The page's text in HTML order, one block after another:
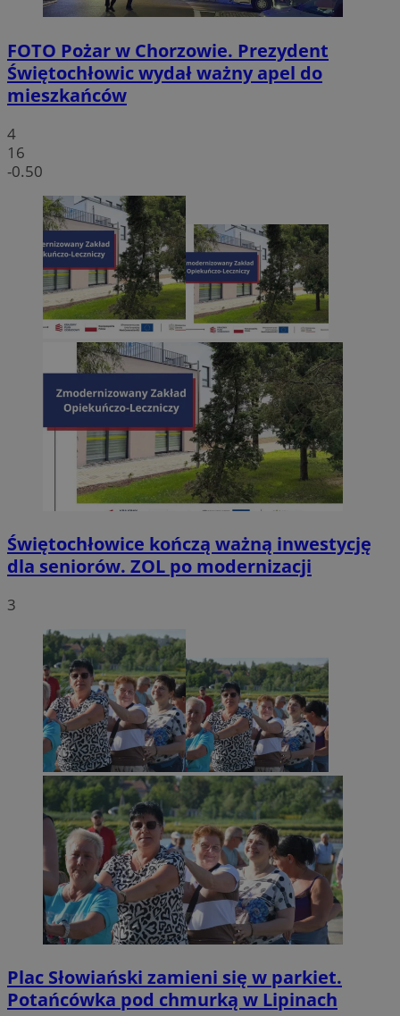
FOTO Pożar w Chorzowie. Prezydent
Świętochłowic wydał ważny apel do
mieszkańców
4
16
-0.50
Świętochłowice kończą ważną inwestycję
dla seniorów. ZOL po modernizacji
3
Plac Słowiański zamieni się w parkiet.
Potańcówka pod chmurką w Lipinach